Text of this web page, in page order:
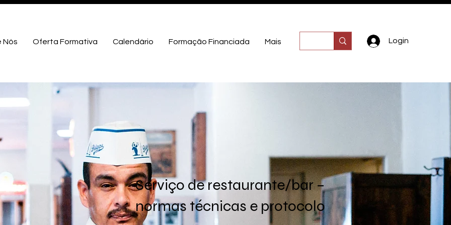
Nós Oferta Formativa Calendário Formação Financiada Mais Login
Serviço de restaurante/bar –
normas técnicas e protocolo